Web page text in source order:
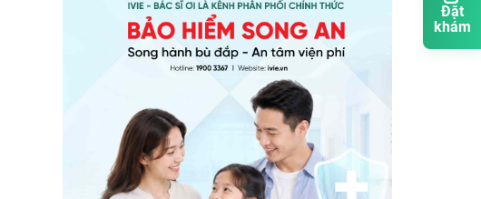
Đặt
khám